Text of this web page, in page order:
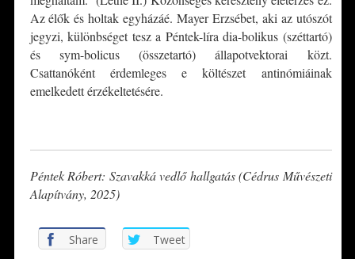
Az élők és holtak egyházáé. Mayer Erzsébet, aki az utószót
jegyzi, különbséget tesz a Péntek-líra dia-bolikus (széttartó)
és sym-bolicus (összetartó) állapotvektorai közt.
Csattanóként érdemleges e költészet antinómiáinak
emelkedett érzékeltetésére.
Péntek Róbert: Szavakká vedlő hallgatás (Cédrus Művészeti
Alapítvány, 2025)
Share Tweet